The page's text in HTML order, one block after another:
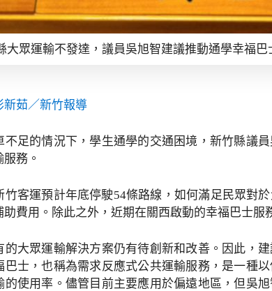
大眾運輸不發達，議員吳旭智建議推動通學幸福
新茹／新竹報導
不足的情況下，學生通學的交通困境，新竹縣議
務。
竹客運預計年底停駛54條路線，如何滿足民眾對
助費用。除此之外，近期在關西啟動的幸福巴士服
的大眾運輸解決方案仍有待創新和改善。因此，
巴士，也稱為需求反應式公共運輸服務，是一種
的使用率。儘管目前主要應用於偏遠地區，但吳